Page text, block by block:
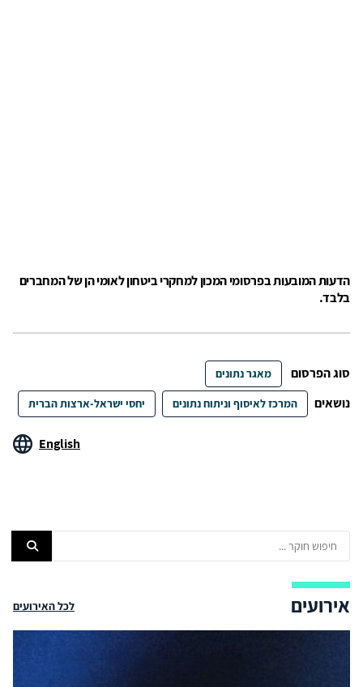
הדעות המובעות בפרסומי המכון למחקרי ביטחון לאומי הן של המחברים
בלבד.
סוג הפרסום מאגר נתונים
נושאים המרכז לאיסוף וניתוח נתונים יחסי ישראל-ארצות הברית
English
אירועים לכל האירועים